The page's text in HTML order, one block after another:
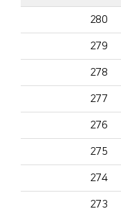
280
279
278
277
276
275
274
273